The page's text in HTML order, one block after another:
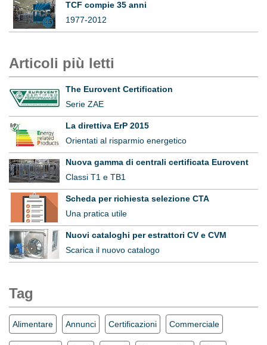
TCF compie 35 anni
1977-2012
Articoli più letti
The Eurovent Certification
Serie ZAE
La direttiva ErP 2015
Orientati al risparmio energetico
Nuova gamma di centrali certificata Eurovent
Classi T1 e TB1
Scheda per richiesta selezione CTA
Una pratica utile
Nuovi cataloghi per estrattori CV e CVM
Scarica il nuovo catalogo
Tag
Alimentare Annunci Certificazioni Commerciale